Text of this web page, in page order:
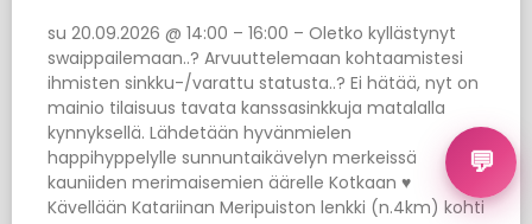
su 20.09.2026 @ 14:00 – 16:00 – Oletko kyllästynyt
swaippailemaan..? Arvuuttelemaan kohtaamistesi
ihmisten sinkku-/varattu statusta..? Ei hätää, nyt on
mainio tilaisuus tavata kanssasinkkuja matalalla
kynnyksellä. Lähdetään hyvänmielen
happihyppelylle sunnuntaikävelyn merkeissä
kauniiden merimaisemien äärelle Kotkaan ♥
Kävellään Katariinan Meripuiston lenkki (n.4km) kohti
💬